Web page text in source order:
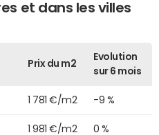
et dans les villes
Prix du m2
Evolution
sur 6 mois
1 781 €/m2 -9 %
1 981 €/m2 0 %